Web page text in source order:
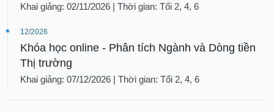
Khai giảng: 02/11/2026 | Thời gian: Tối 2, 4, 6
12/2026
Khóa học online - Phân tích Ngành và Dòng tiền
Thị trường
Khai giảng: 07/12/2026 | Thời gian: Tối 2, 4, 6